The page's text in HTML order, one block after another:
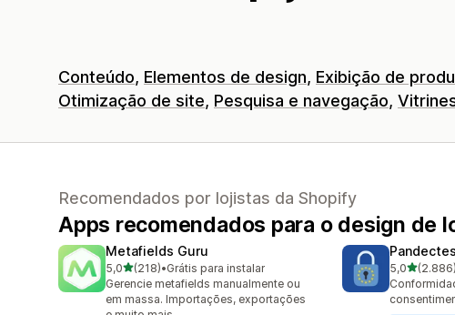
Conteúdo Elementos de design Exibição de
Otimização de site Pesquisa e navegação
Recomendados por lojistas da Shopify
Apps recomendados para o design de
Metafields Guru
5,0de 5 estrelas
(218)
218 avaliações ao todo
•Grátis para instalar
Gerencie metafields manualmente ou
em massa. Importações, exportações
5,0de 5(2.886)
2886